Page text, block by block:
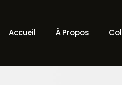
Accueil À Propos